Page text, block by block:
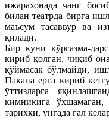
ижарахонада чанг
билан театрда бирга
маъсум тасаввур ва
қилади.
Бир куни кўргазма-
кириб қолган, чиқиб
қўймасак бўлмайди,
Пакана ерга кириб
ўттизларга
кимникига ўхшамаган,
тарихки, унгада гал